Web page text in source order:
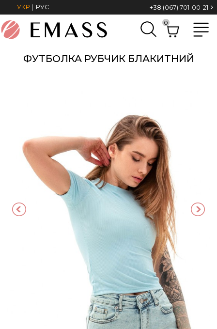
УКР | РУС +38 (067) 701-00-21
0
ФУТБОЛКА РУБЧИК БЛАКИТНИЙ